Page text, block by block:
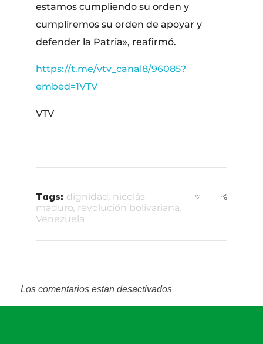
estamos cumpliendo su orden y
cumpliremos su orden de apoyar y
defender la Patria», reafirmó.
https://t.me/vtv_canal8/96085?
embed=1VTV
VTV
Tags: dignidad nicolás
maduro revolución bolivariana
Venezuela
Los comentarios estan desactivados